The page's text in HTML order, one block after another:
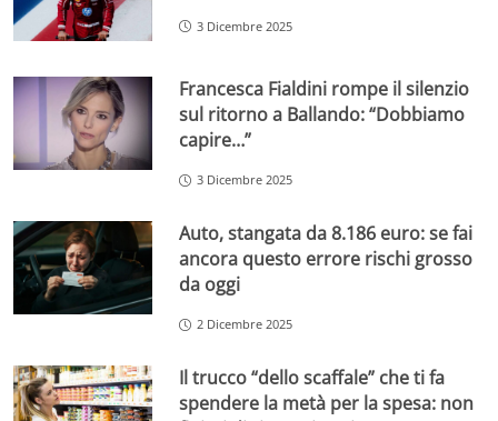
3 Dicembre 2025
Francesca Fialdini rompe il silenzio
sul ritorno a Ballando: “Dobbiamo
capire…”
3 Dicembre 2025
Auto, stangata da 8.186 euro: se fai
ancora questo errore rischi grosso
da oggi
2 Dicembre 2025
Il trucco “dello scaffale” che ti fa
spendere la metà per la spesa: non